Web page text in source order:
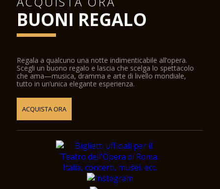
BUONI REGALO
Regala a qualcuno una notte indimenticabile all’opera.
Scegli un buono regalo e lascia che scelga lo spettacolo
che ama—musica, dramma e arte di livello mondiale,
tutto in un’unica elegante esperienza.
ACQUISTA ORA